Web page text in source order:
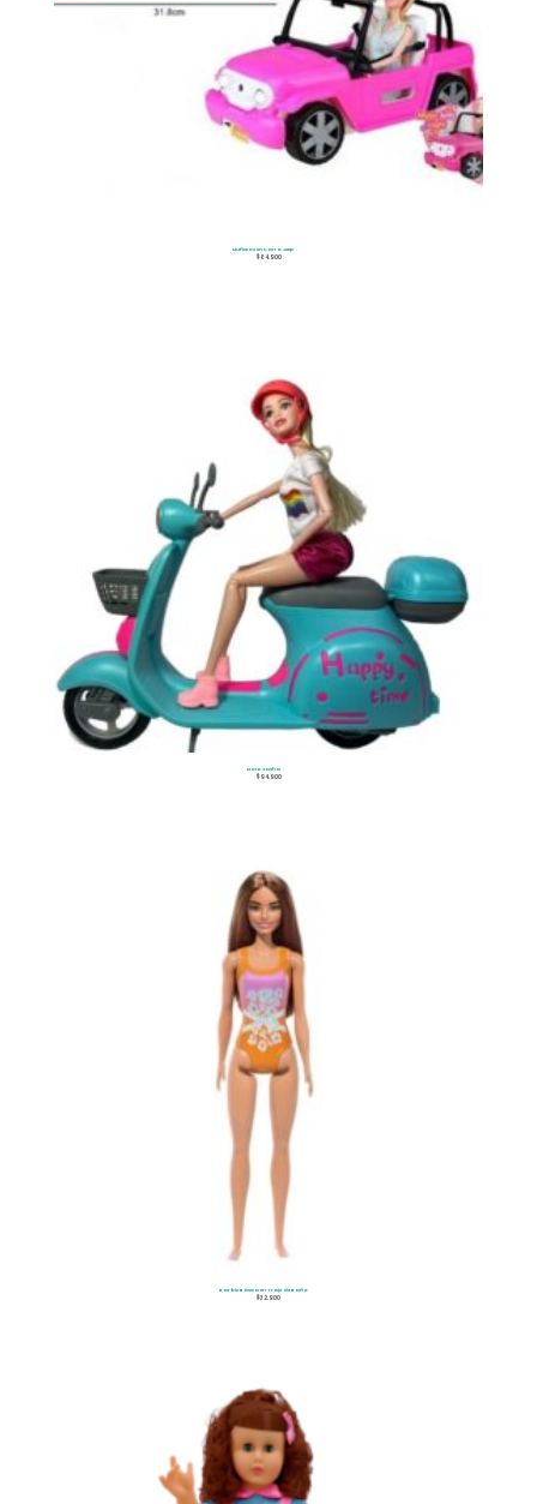
Muñecos en Carro Jeep
$84.900
Moto Sasha
$94.900
Barbie Básica en Traje de Baño
$32.900